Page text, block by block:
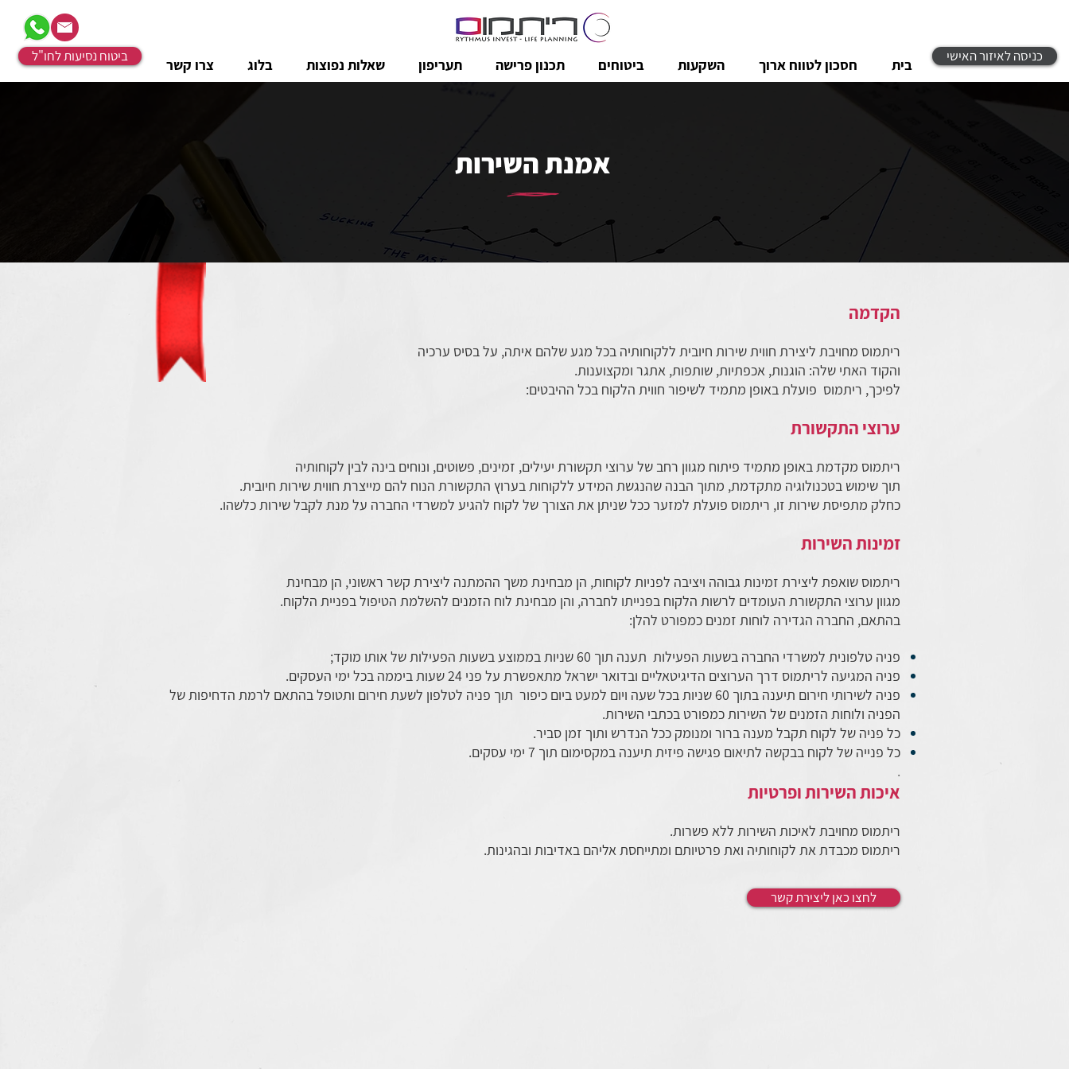
ביטוח נסיעות לחו"ל כניסה לאיזור האישי בית חסכון לטווח ארוך השקעות ביטוחים תכנון פרישה תעריפון שאלות נפוצות בלוג צרו קשר
אמנת השירות
הקדמה
ריתמוס מחויבת ליצירת חווית שירות חיובית ללקוחותיה בכל מגע שלהם איתה, על בסיס ערכיה
והקוד האתי שלה: הוגנות, אכפתיות, שותפות, אתגר ומקצוענות.
לפיכך, ריתמוס פועלת באופן מתמיד לשיפור חווית הלקוח בכל ההיבטים:
ערוצי התקשורת
ריתמוס מקדמת באופן מתמיד פיתוח מגוון רחב של ערוצי תקשורת יעילים, זמינים, פשוטים, ונוחים בינה לבין לקוחותיה
תוך שימוש בטכנולוגיה מתקדמת, מתוך הבנה שהנגשת המידע ללקוחות בערוץ התקשורת הנוח להם מייצרת חווית שירות חיובית.
כחלק מתפיסת שירות זו, ריתמוס פועלת למזער ככל שניתן את הצורך של לקוח להגיע למשרדי החברה על מנת לקבל שירות כלשהו.
זמינות השירות
ריתמוס שואפת ליצירת זמינות גבוהה ויציבה לפניות לקוחות, הן מבחינת משך ההמתנה ליצירת קשר ראשוני, הן מבחינת
מגוון ערוצי התקשורת העומדים לרשות הלקוח בפנייתו לחברה, והן מבחינת לוח הזמנים להשלמת הטיפול בפניית הלקוח.
בהתאם, החברה הגדירה לוחות זמנים כמפורט להלן:
פניה טלפונית למשרדי החברה בשעות הפעילות תענה תוך 60 שניות בממוצע בשעות הפעילות של אותו מוקד;
פניה המגיעה לריתמוס דרך הערוצים הדיגיטאליים ובדואר ישראל מתאפשרת על פני 24 שעות ביממה בכל ימי העסקים.
פניה לשירותי חירום תיענה בתוך 60 שניות בכל שעה ויום למעט ביום כיפור תוך פניה לטלפון לשעת חירום ותטופל בהתאם לרמת הדחיפות של
הפניה ולוחות הזמנים של השירות כמפורט בכתבי השירות.
כל פניה של לקוח תקבל מענה ברור ומנומק ככל הנדרש ותוך זמן סביר.
כל פנייה של לקוח בבקשה לתיאום פגישה פיזית תיענה במקסימום תוך 7 ימי עסקים.
.
איכות השירות ופרטיות
ריתמוס מחויבת לאיכות השירות ללא פשרות.
ריתמוס מכבדת את לקוחותיה ואת פרטיותם ומתייחסת אליהם באדיבות ובהגינות.
לחצו כאן ליצירת קשר